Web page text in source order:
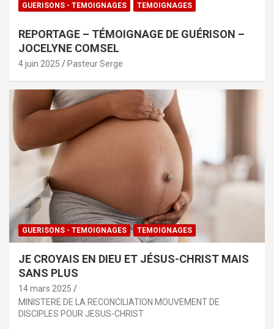
GUERISONS - TEMOIGNAGES TEMOIGNAGES
REPORTAGE – TÉMOIGNAGE DE GUÉRISON –
JOCELYNE COMSEL
4 juin 2025 Pasteur Serge
GUERISONS - TEMOIGNAGES TEMOIGNAGES
JE CROYAIS EN DIEU ET JÉSUS-CHRIST MAIS
SANS PLUS
14 mars 2025
MINISTERE DE LA RECONCILIATION MOUVEMENT DE
DISCIPLES POUR JESUS-CHRIST